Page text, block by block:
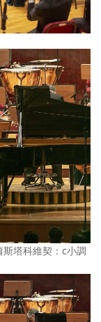
塔科維契：c小調